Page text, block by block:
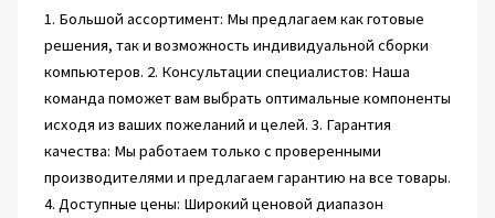
1. Большой ассортимент: Мы предлагаем как готовые
решения, так и возможность индивидуальной сборки
компьютеров. 2. Консультации специалистов: Наша
команда поможет вам выбрать оптимальные компоненты
исходя из ваших пожеланий и целей. 3. Гарантия
качества: Мы работаем только с проверенными
производителями и предлагаем гарантию на все товары.
4. Доступные цены: Широкий ценовой диапазон